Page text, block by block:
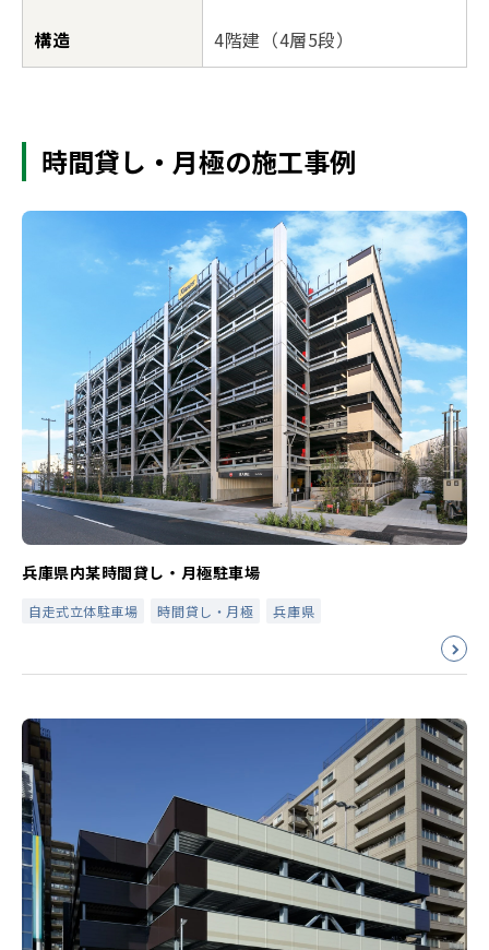
構造 4階建（4層5段）
時間貸し・月極の施工事例
兵庫県内某時間貸し・月極駐車場
自走式立体駐車場 時間貸し・月極 兵庫県